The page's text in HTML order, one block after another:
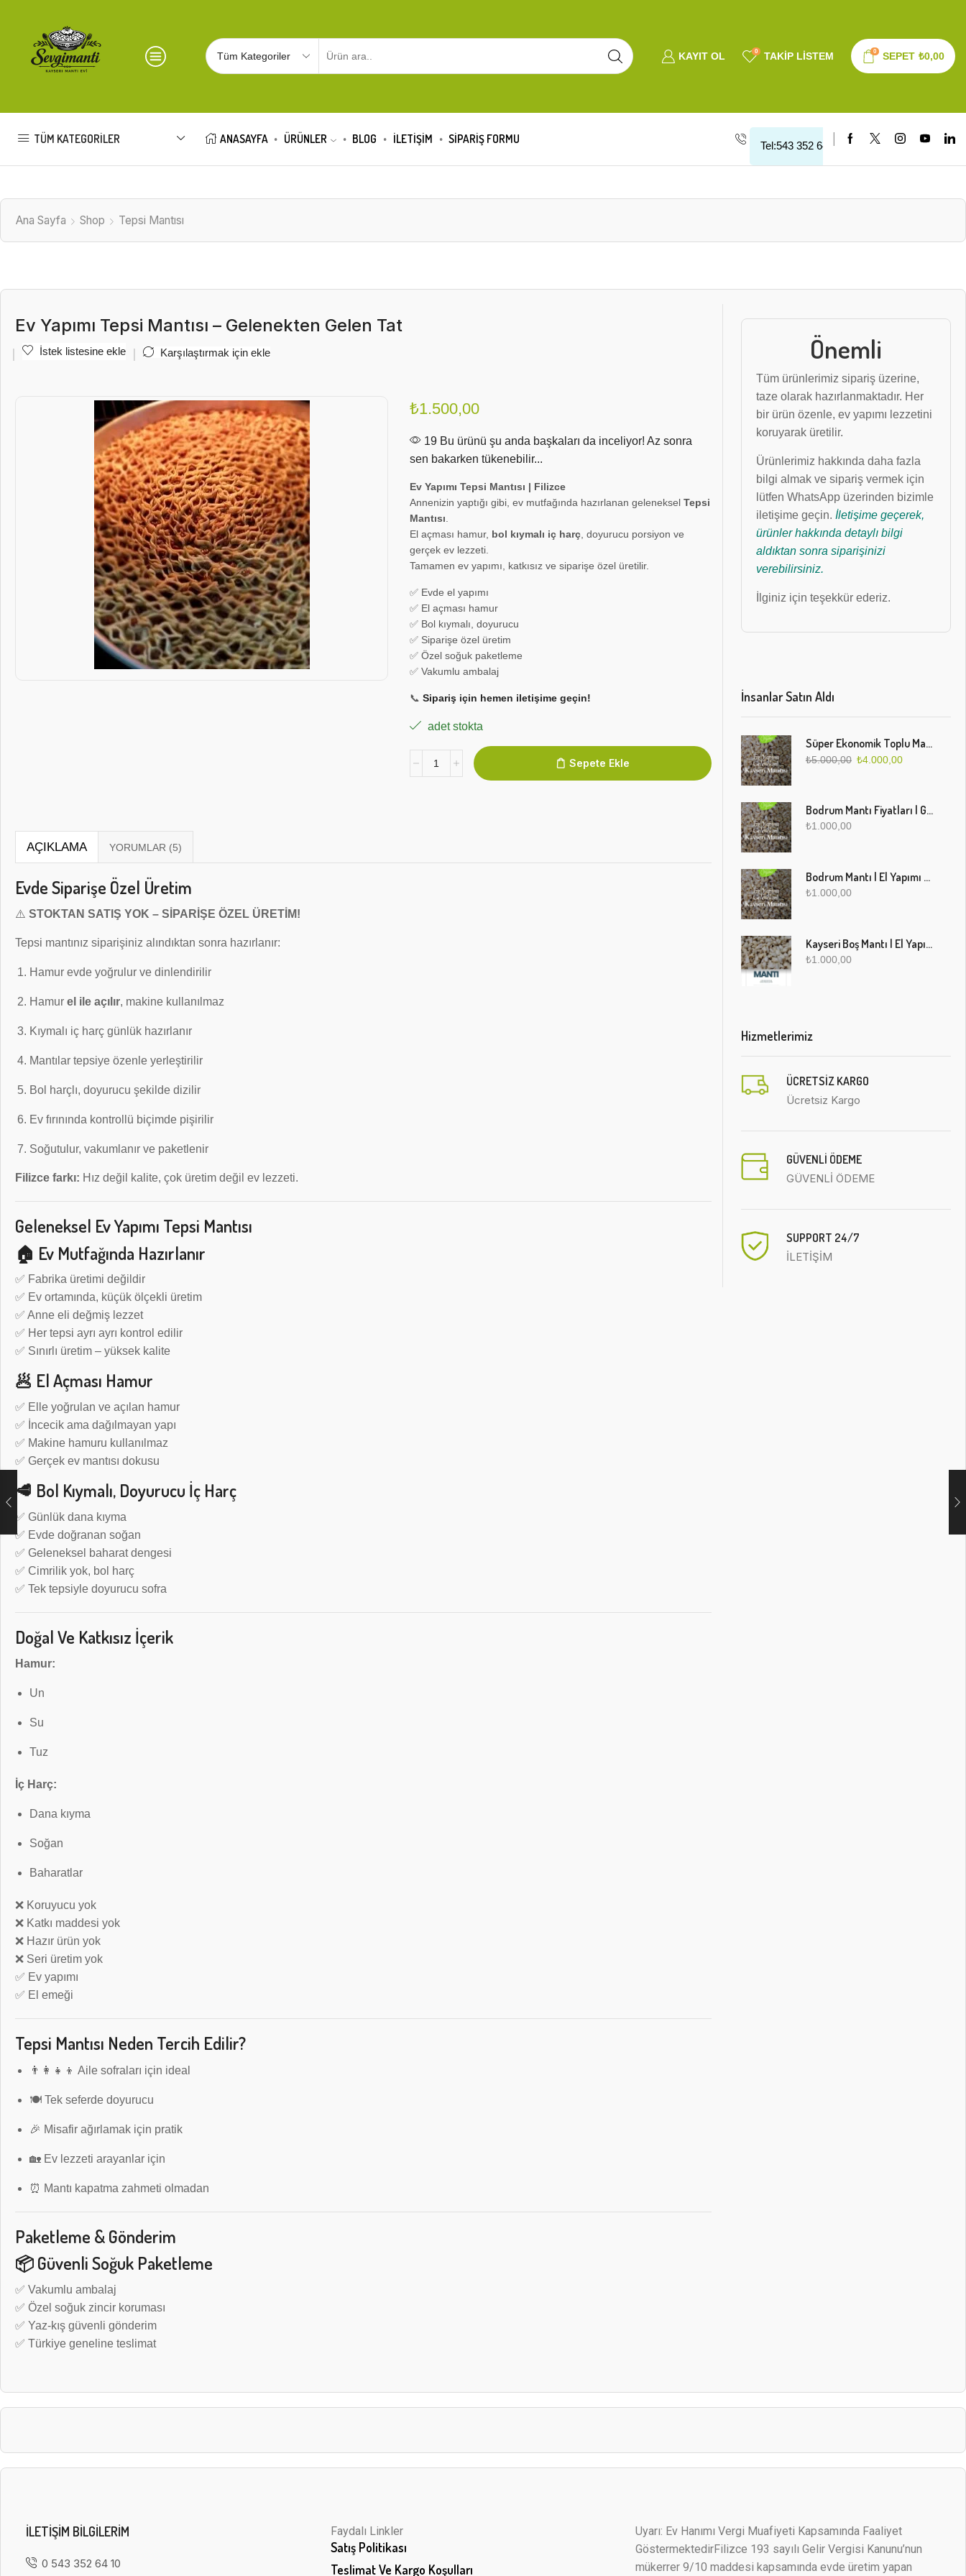
KAYIT OL 0 TAKIP LISTEM 0 SEPET ₺0,00
TÜM KATEGORILER ANASAYFA ÜRÜNLER BLOG İLETİŞİM SIPARIŞ FORMU Tel:543 352 64 10
Ana Sayfa Shop Tepsi Mantısı
Ev Yapımı Tepsi Mantısı – Gelenekten Gelen Tat
İstek listesine ekle Karşılaştırmak için ekle
₺1.500,00
19 Bu ürünü şu anda başkaları da inceliyor! Az sonra
sen bakarken tükenebilir...
Ev Yapımı Tepsi Mantısı | Filizce
Annenizin yaptığı gibi, ev mutfağında hazırlanan gelenekselTepsi
Mantısı
El açması hamur, bol kıymalı iç harç , doyurucu porsiyon ve
gerçek ev lezzeti.
Tamamen ev yapımı, katkısız ve siparişe özel üretilir.
✅ Evde el yapımı
✅ El açması hamur
✅ Bol kıymalı, doyurucu
✅ Siparişe özel üretim
✅ Özel soğuk paketleme
✅ Vakumlu ambalaj
📞Sipariş için hemen iletişime geçin!
adet stokta
Sepete Ekle
AÇIKLAMA
Evde Siparişe Özel Üretim
⚠️ STOKTAN SATIŞ YOK – SİPARİŞE ÖZEL ÜRETİM!
Tepsi mantınız siparişiniz alındıktan sonra hazırlanır:
Hamur evde yoğrulur ve dinlendirilir
Hamur el ile açılır, makine kullanılmaz
Kıymalı iç harç günlük hazırlanır
Mantılar tepsiye özenle yerleştirilir
Bol harçlı, doyurucu şekilde dizilir
Ev fırınında kontrollü biçimde pişirilir
Soğutulur, vakumlanır ve paketlenir
Filizce farkı: Hız değil kalite, çok üretim değil ev lezzeti.
Geleneksel Ev Yapımı Tepsi Mantısı
🏠 Ev Mutfağında Hazırlanır
✅ Fabrika üretimi değildir
✅ Ev ortamında, küçük ölçekli üretim
✅ Anne eli değmiş lezzet
✅ Her tepsi ayrı ayrı kontrol edilir
✅ Sınırlı üretim – yüksek kalite
🥟 El Açması Hamur
✅ Elle yoğrulan ve açılan hamur
✅ İncecik ama dağılmayan yapı
✅ Makine hamuru kullanılmaz
✅ Gerçek ev mantısı dokusu
🥩 Bol Kıymalı, Doyurucu İç Harç
✅ Günlük dana kıyma
✅ Evde doğranan soğan
✅ Geleneksel baharat dengesi
✅ Cimrilik yok, bol harç
✅ Tek tepsiyle doyurucu sofra
Doğal Ve Katkısız İçerik
Hamur:
Un
Su
Tuz
İç Harç:
Dana kıyma
Soğan
Baharatlar
❌ Koruyucu yok
❌ Katkı maddesi yok
❌ Hazır ürün yok
❌ Seri üretim yok
✅ Ev yapımı
✅ El emeği
Tepsi Mantısı Neden Tercih Edilir?
👨‍👩‍👧‍👦 Aile sofraları için ideal
🍽️ Tek seferde doyurucu
🎉 Misafir ağırlamak için pratik
🏡 Ev lezzeti arayanlar için
⏰ Mantı kapatma zahmeti olmadan
Paketleme & Gönderim
📦 Güvenli Soğuk Paketleme
✅ Vakumlu ambalaj
✅ Özel soğuk zincir koruması
✅ Yaz-kış güvenli gönderim
✅ Türkiye geneline teslimat
Önemli
Tüm ürünlerimiz sipariş üzerine,
taze olarak hazırlanmaktadır. Her
bir ürün özenle, ev yapımı lezzetini
koruyarak üretilir.
Ürünlerimiz hakkında daha fazla
bilgi almak ve sipariş vermek için
lütfen WhatsApp üzerinden bizimle
iletişime geçin. İletişime geçerek,
ürünler hakkında detaylı bilgi
aldıktan sonra siparişinizi
verebilirsiniz.
İlginiz için teşekkür ederiz.
İnsanlar Satın Aldı
Süper Ekonomik Toplu Mantı Paketi (5 Kg)
₺5.000,00 ₺4.000,00
Bodrum Mantı Fiyatları | Geleneksel Türk Mantısı Online Sipariş
₺1.000,00
Bodrum Mantı | El Yapımı Geleneksel Mantı Lezzeti
₺1.000,00
Kayseri Boş Mantı | El Yapımı Geleneksel Fırınlanmış Mantı
₺1.000,00
Hizmetlerimiz
ÜCRETSIZ KARGO
Ücretsiz Kargo
GÜVENLİ ÖDEME
GÜVENLİ ÖDEME
SUPPORT 24/7
İLETİŞİM
ILETIŞIM BILGILERIM
0 543 352 64 10
Faydalı Linkler
Satış Politikası
Teslimat Ve Kargo Koşulları
Uyarı: Ev Hanımı Vergi Muafiyeti Kapsamında Faaliyet
GöstermektedirFilizce 193 sayılı Gelir Vergisi Kanunu’nun
mükerrer 9/10 maddesi kapsamında evde üretim yapan